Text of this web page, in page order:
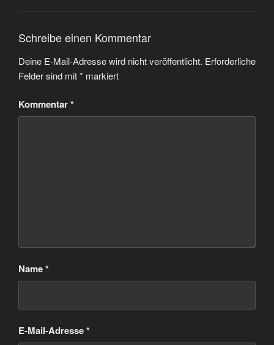
Schreibe einen Kommentar
Deine E-Mail-Adresse wird nicht veröffentlicht. Erforderliche
Felder sind mit* markiert
Kommentar*
Name*
E-Mail-Adresse*